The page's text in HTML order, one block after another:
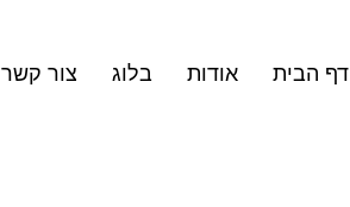
דף הבית אודות בלוג צור קשר